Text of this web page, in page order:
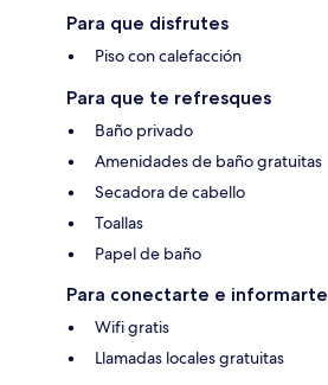
Para que disfrutes
Piso con calefacción
Para que te refresques
Baño privado
Amenidades de baño gratuitas
Secadora de cabello
Toallas
Papel de baño
Para conectarte e informarte
Wifi gratis
Llamadas locales gratuitas